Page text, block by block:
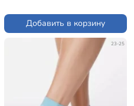
Добавить в корзину
23-25